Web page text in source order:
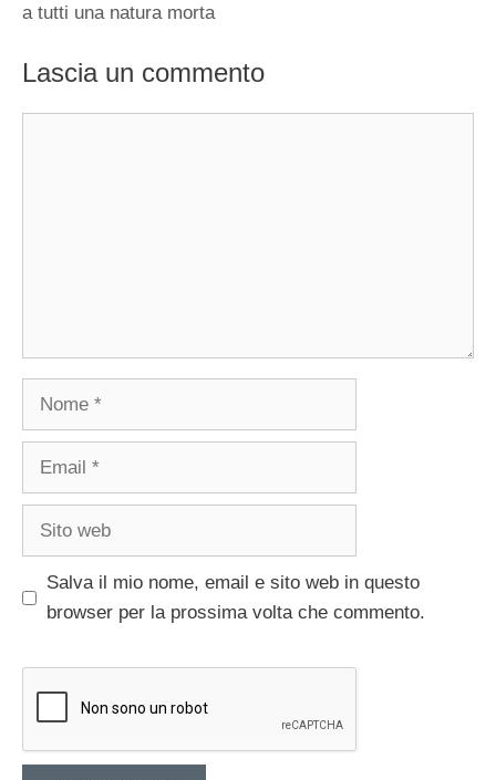
a tutti una natura morta
Lascia un commento
Nome
Email
Sito
Salva il mio nome, email e sito web in questo
browser per la prossima volta che commento.